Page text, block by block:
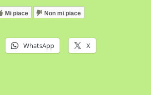
Mi piace Non mi piace
WhatsApp X